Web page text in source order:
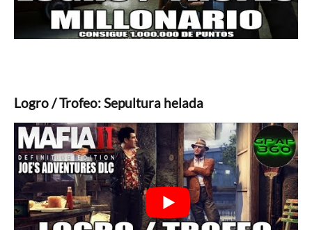
Logro / Trofeo: Sepultura helada